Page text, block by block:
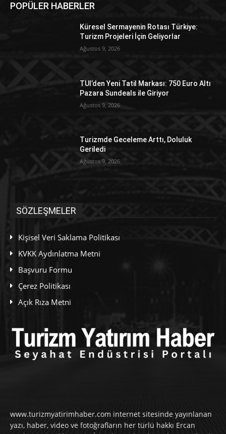
POPÜLER HABERLER
Küresel Sermayenin Rotası Türkiye:
Turizm Projeleri İçin Geliyorlar
Ağustos 9, 2026
TUI’den Yeni Tatil Markası: 750 Euro Altı
Pazara Sundeals ile Giriyor
Ağustos 9, 2026
Turizmde Geceleme Arttı, Doluluk
Geriledi
Ağustos 9, 2026
SÖZLEŞMELER
Kişisel Veri Saklama Politikası
KVKK Aydınlatma Metni
Başvuru Formu
Çerez Politikası
Açık Rıza Metni
www.turizmyatirimhaber.com internet sitesinde yayınlanan
yazı, haber, video ve fotoğrafların her türlü hakkı Ercan